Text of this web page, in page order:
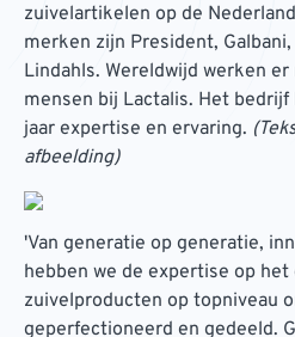
zuivelartikelen op de
merken zijn President,
Lindahls. Wereldwijd werken
mensen bij Lactalis. Het
jaar expertise en ervaring.
afbeelding)
'Van generatie op generatie,
hebben we de expertise op het
zuivelproducten op topniveau
geperfectioneerd en gedeeld.